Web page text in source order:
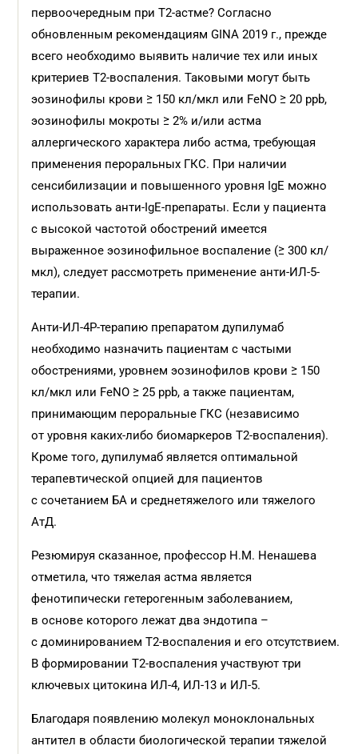
первоочередным при Т2-астме? Согласно
обновленным рекомендациям GINA 2019 г., прежде
всего необходимо выявить наличие тех или иных
критериев Т2-воспаления. Таковыми могут быть
эозинофилы крови ≥ 150 кл/мкл или FeNO ≥ 20 ppb,
эозинофилы мокроты ≥ 2% и/или астма
аллергического характера либо астма, требующая
применения пероральных ГКС. При наличии
сенсибилизации и повышенного уровня IgE можно
использовать анти-IgE-препараты. Если у пациента
с высокой частотой обострений имеется
выраженное эозинофильное воспаление (≥ 300 кл/
мкл), следует рассмотреть применение анти-ИЛ-5-
терапии.
Анти-ИЛ-4Р-терапию препаратом дупилумаб
необходимо назначить пациентам с частыми
обострениями, уровнем эозинофилов крови ≥ 150
кл/мкл или FeNO ≥ 25 ppb, а также пациентам,
принимающим пероральные ГКС (независимо
от уровня каких-либо биомаркеров Т2-воспаления).
Кроме того, дупилумаб является оптимальной
терапевтической опцией для пациентов
с сочетанием БА и среднетяжелого или тяжелого
АтД.
Резюмируя сказанное, профессор Н.М. Ненашева
отметила, что тяжелая астма является
фенотипически гетерогенным заболеванием,
в основе которого лежат два эндотипа –
с доминированием Т2-воспаления и его отсутствием.
В формировании Т2-воспаления участвуют три
ключевых цитокина ИЛ-4, ИЛ-13 и ИЛ-5.
Благодаря появлению молекул моноклональных
антител в области биологической терапии тяжелой